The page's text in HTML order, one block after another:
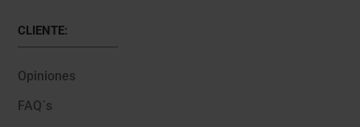
CLIENTE:
Opiniones
FAQ´s